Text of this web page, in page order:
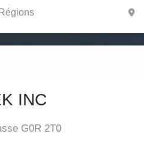
INC
G0R 2T0